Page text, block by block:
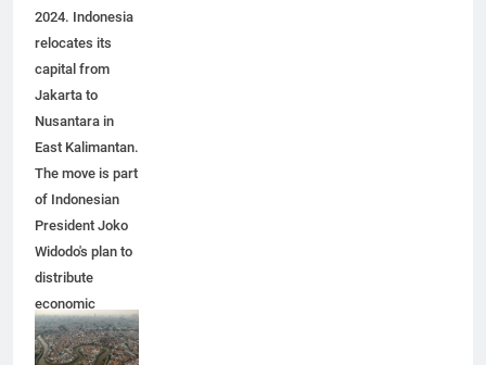
February 27,
2024. Indonesia
relocates its
capital from
Jakarta to
Nusantara in
East Kalimantan.
The move is part
of Indonesian
President Joko
Widodo's plan to
distribute
economic
activity